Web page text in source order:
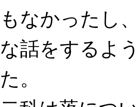
もなかったし
な話をするよ
た。